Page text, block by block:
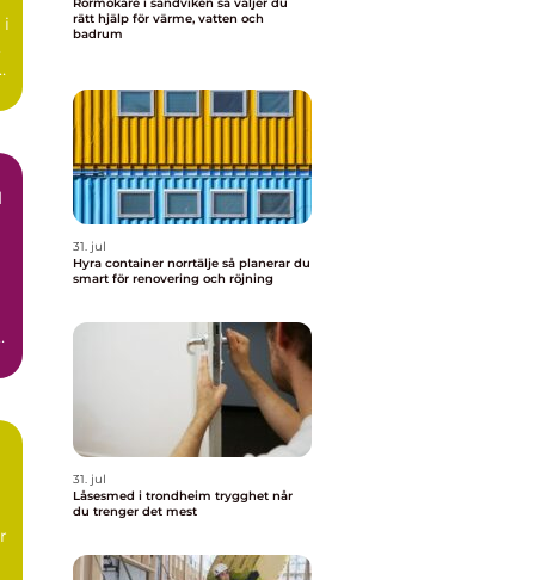
i
rätt hjälp för värme, vatten och
badrum
31. jul
Hyra container norrtälje så planerar du
smart för renovering och röjning
31. jul
Låsesmed i trondheim trygghet når
du trenger det mest